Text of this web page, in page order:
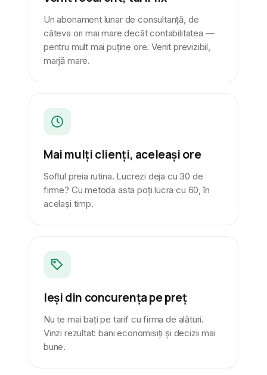
Un abonament lunar de consultanță, de
câteva ori mai mare decât contabilitatea —
pentru mult mai puține ore. Venit previzibil,
marjă mare.
Mai mulți clienți, aceleași ore
Softul preia rutina. Lucrezi deja cu 30 de
firme? Cu metoda asta poți lucra cu 60, în
același timp.
Ieși din concurența pe preț
Nu te mai bați pe tarif cu firma de alături.
Vinzi rezultat: bani economisiți și decizii mai
bune.